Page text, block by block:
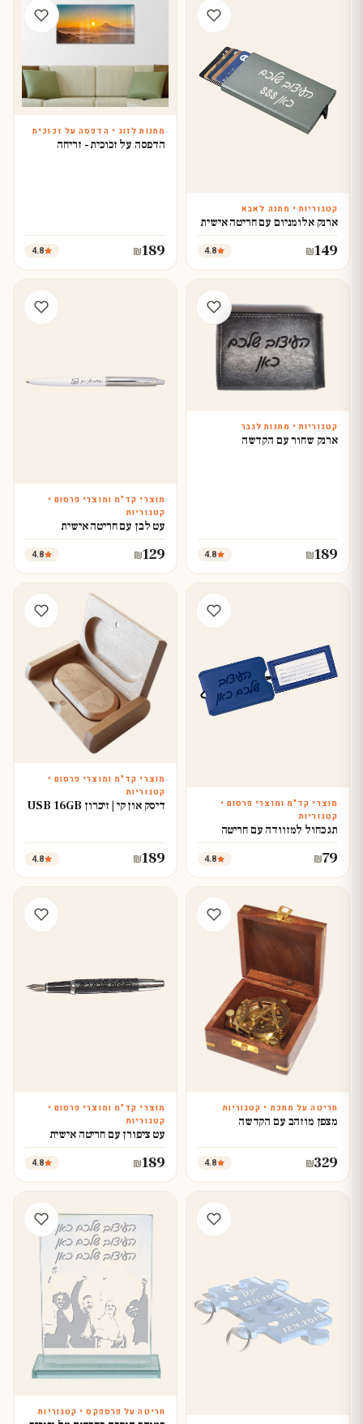
עצב עכשיו
קטגוריות • מתנה לאבא
ארנק אלומניום עם חריטה אישית
₪149
4.8
מתנות לזוג • הדפסה על זכוכית
הדפסה על זכוכית - זריחה
₪189
4.8
עצב עכשיו
קטגוריות • מתנות לגבר
ארנק שחור עם הקדשה
₪189
4.8
מוצרי קד"מ ומוצרי פרסום •
קטגוריות
עט לבן עם חריטה אישית
₪129
4.8
מוצרי קד"מ ומוצרי פרסום •
קטגוריות
תג כחול למזוודה עם חריטה
₪79
4.8
מוצרי קד"מ ומוצרי פרסום •
קטגוריות
דיסק און קי | זיכרון USB 16GB
₪189
4.8
עצב עכשיו
חריטה על מתכת • קטגוריות
מצפן מוזהב עם הקדשה
₪329
4.8
מוצרי קד"מ ומוצרי פרסום •
קטגוריות
עט ציפורן עם חריטה אישית
₪189
4.8
חריטה על פרספקס • קטגוריות